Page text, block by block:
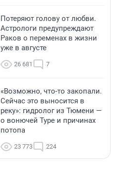
Потеряют голову от любви.
Астрологи предупреждают
Раков о переменах в жизни
уже в августе
26 681 7
«Возможно, что-то закопали.
Сейчас это выносится в
реку»: гидролог из Тюмени —
о вонючей Туре и причинах
потопа
23 773 224